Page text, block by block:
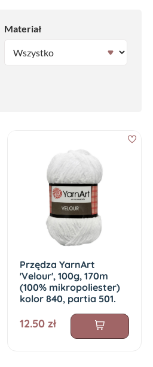
Materiał
Przędza YarnArt
'Velour', 100g, 170m
(100% mikropoliester)
kolor 840, partia 501.
12.50 zł